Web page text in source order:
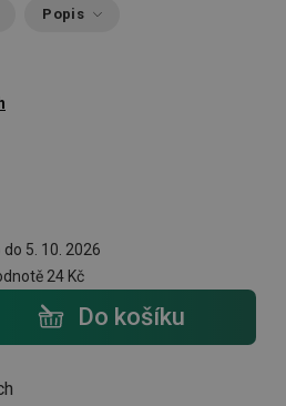
Popis
5. 10. 2026
24 Kč
Do košíku